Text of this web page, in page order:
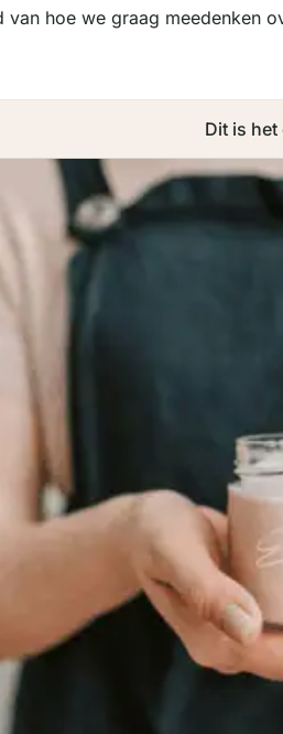
van hoe we graag meedenken
Dit is